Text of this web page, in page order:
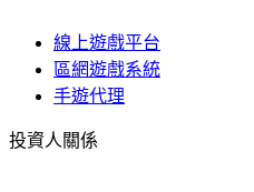
線上遊戲平台
區網遊戲系統
手遊代理
投資人關係